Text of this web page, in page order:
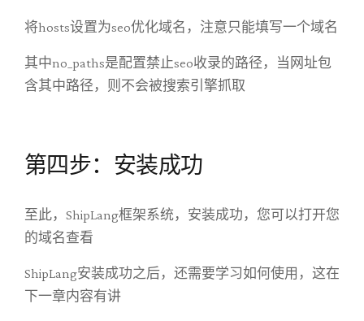
将hosts设置为seo优化域名，注意只能填写一个域名
其中no_paths是配置禁止seo收录的路径，当网址包
含其中路径，则不会被搜索引擎抓取
第四步：安装成功
至此，ShipLang框架系统，安装成功，您可以打开您
的域名查看
ShipLang安装成功之后，还需要学习如何使用，这在
下一章内容有讲